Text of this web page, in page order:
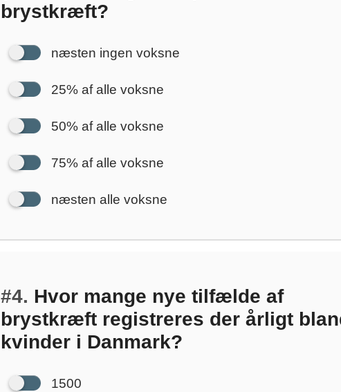
brystkræft?
næsten ingen voksne
25% af alle voksne
50% af alle voksne
75% af alle voksne
næsten alle voksne
#4. Hvor mange nye tilfælde af
brystkræft registreres der årligt
kvinder i Danmark?
1500